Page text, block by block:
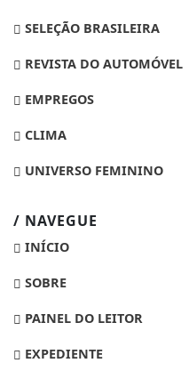
SELEÇÃO BRASILEIRA
REVISTA DO AUTOMÓVEL
EMPREGOS
CLIMA
UNIVERSO FEMININO
/ NAVEGUE
INÍCIO
SOBRE
PAINEL DO LEITOR
EXPEDIENTE